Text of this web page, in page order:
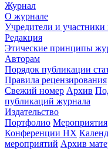
Журнал
О журнале
Учредители и участники
Редакция
Этические принципы
Авторам
Порядок публикации
Правила рецензирования
Свежий номер Архив
публикаций журнала
Издательство
Портфолио Мероприятия
Конференции НХ
мероприятий Архив